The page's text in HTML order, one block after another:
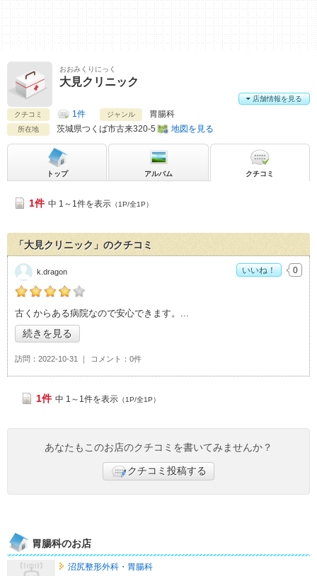
おおみくりにっく
大見クリニック
クチコミ 1件 ジャンル 胃腸科
所在地 茨城県つくば市古来320-5 地図を見る
店舗情報を見る
トップ アルバム クチコミ
1件 中 1～1件を表示 （1P/全1P）
「大見クリニック」のクチコミ
k.dragonの「大見クリニック>」おすすめ度：
古くからある病院なので安心できます。
続きを見る
訪問 2022-10-31 コメント 0件
k.dragon いいね！ 0
1件 中 1～1件を表示 （1P/全1P）
あなたもこのお店のクチコミを書いてみませんか？
クチコミ投稿する
胃腸科のお店
沼尻整形外科・胃腸科